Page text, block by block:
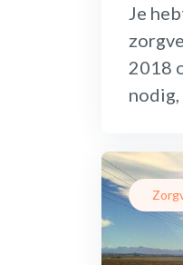
Je
2018
nodig,